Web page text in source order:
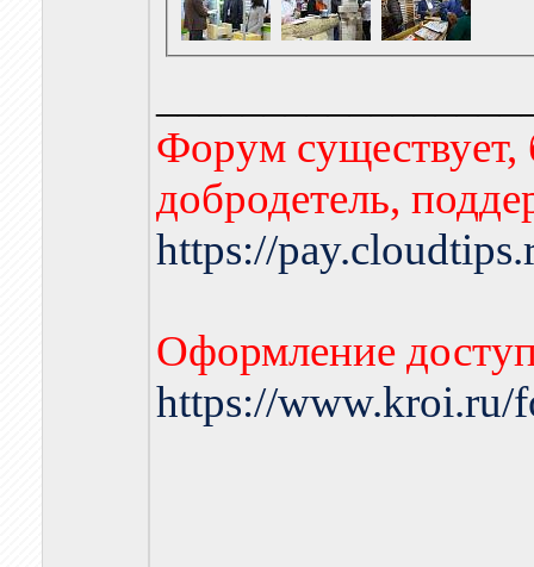
Форум существует,
добродетель,
https://
Оформление
https://www.kroi.ru/